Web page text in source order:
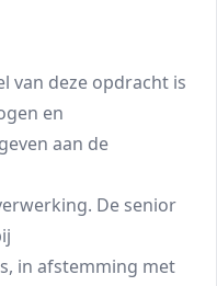
van deze opdracht is
en
aan de
De senior
in afstemming met